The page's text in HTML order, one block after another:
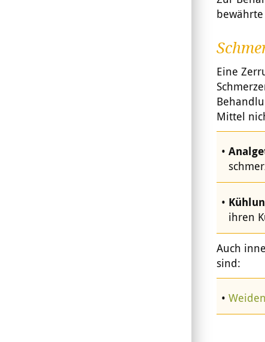
Eine
Mittel
ihren
Auch
sind:
Weiden